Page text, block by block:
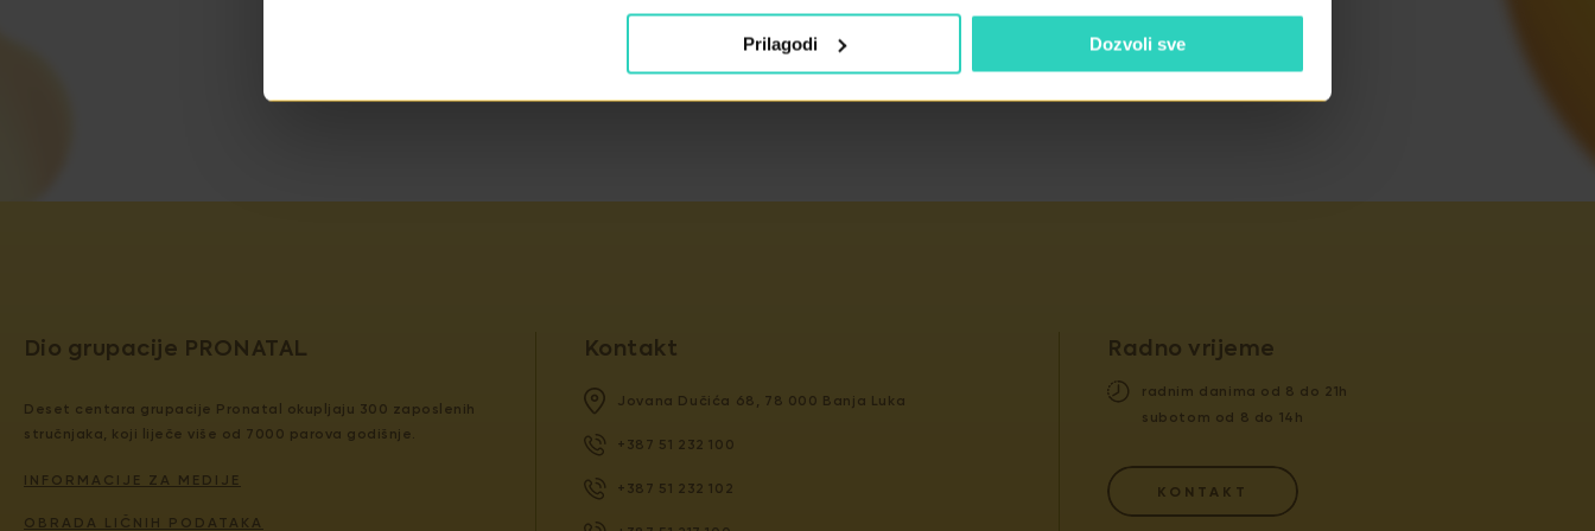
Prilagodi Dozvoli sve
Dio grupacije PRONATAL
Deset centara grupacije Pronatal okupljaju 300 zaposlenih
stručnjaka, koji liječe više od 7000 parova godišnje.
INFORMACIJE ZA MEDIJE
OBRADA LIČNIH PODATAKA
Kontakt
Jovana Dučića 68, 78 000 Banja Luka
+387 51 232 100
+387 51 232 102
Radno vrijeme
radnim danima od 8 do 21h
subotom od 8 do 14h
KONTAKT